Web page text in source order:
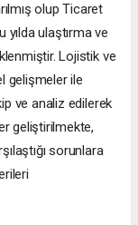
olup Ticaret
yılda ulaştırma ve
Lojistik ve
gelişmeler ile
ve analiz edilerek
geliştirilmekte,
sorunlara